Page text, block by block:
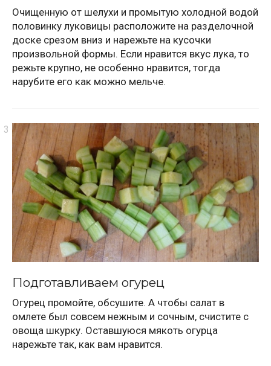
Очищенную от шелухи и промытую холодной водой
половинку луковицы расположите на разделочной
доске срезом вниз и нарежьте на кусочки
произвольной формы. Если нравится вкус лука, то
режьте крупно, не особенно нравится, тогда
нарубите его как можно мельче.
Подготавливаем огурец
Огурец промойте, обсушите. А чтобы салат в
омлете был совсем нежным и сочным, счистите с
овоща шкурку. Оставшуюся мякоть огурца
нарежьте так, как вам нравится.